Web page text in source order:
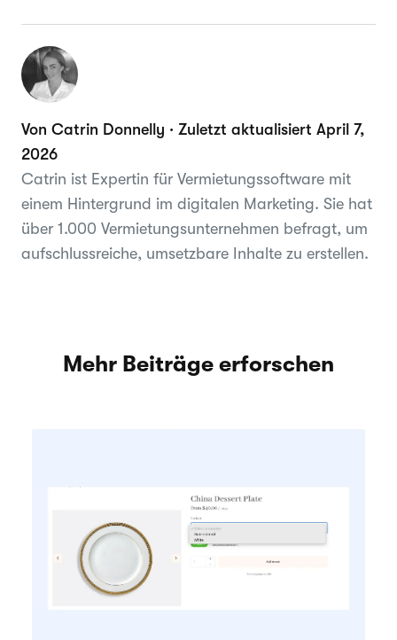
Von Catrin Donnelly · Zuletzt aktualisiert April 7,
2026
Catrin ist Expertin für Vermietungssoftware mit
einem Hintergrund im digitalen Marketing. Sie hat
über 1.000 Vermietungsunternehmen befragt, um
aufschlussreiche, umsetzbare Inhalte zu erstellen.
Mehr Beiträge erforschen